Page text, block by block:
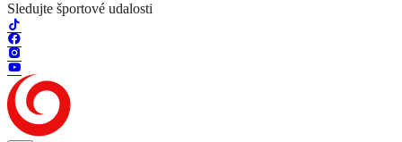
Sledujte športové udalosti